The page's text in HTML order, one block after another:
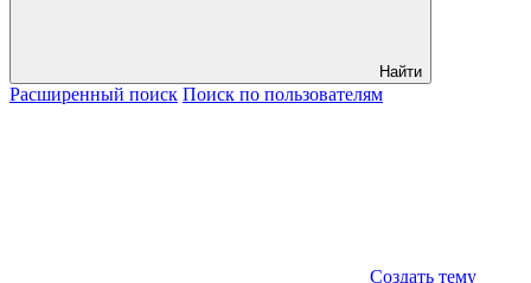
Найти
Расширенный поиск Поиск по пользователям
Создать тему